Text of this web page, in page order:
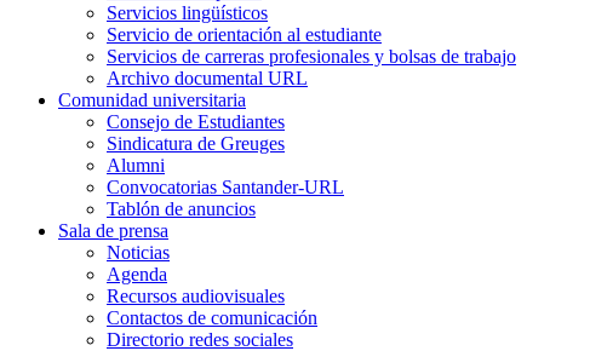
Servicios lingüísticos
Servicio de orientación al estudiante
Servicios de carreras profesionales y bolsas de trabajo
Archivo documental URL
Comunidad universitaria
Consejo de Estudiantes
Sindicatura de Greuges
Alumni
Convocatorias Santander-URL
Tablón de anuncios
Sala de prensa
Noticias
Agenda
Recursos audiovisuales
Contactos de comunicación
Directorio redes sociales